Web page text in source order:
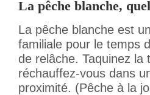
La pêche blanche,
La pêche blanche est
familiale pour le temps
de relâche. Taquinez la
réchauffez-vous dans
proximité. (Pêche à la